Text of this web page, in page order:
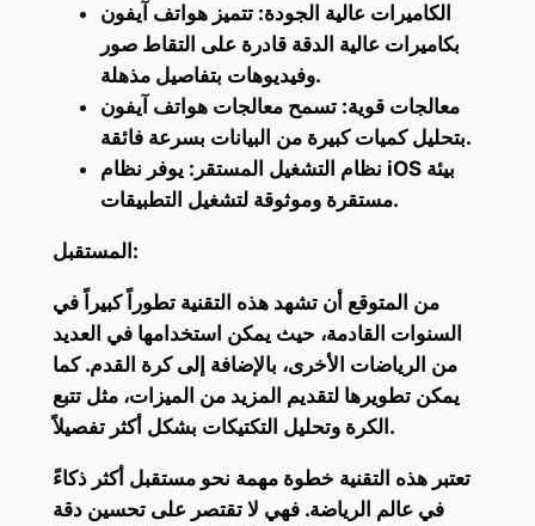
الكاميرات عالية الجودة: تتميز هواتف آيفون
بكاميرات عالية الدقة قادرة على التقاط صور
وفيديوهات بتفاصيل مذهلة.
معالجات قوية: تسمح معالجات هواتف آيفون
بتحليل كميات كبيرة من البيانات بسرعة فائقة.
نظام التشغيل المستقر: يوفر نظام iOS بيئة
مستقرة وموثوقة لتشغيل التطبيقات.
المستقبل:
من المتوقع أن تشهد هذه التقنية تطوراً كبيراً في
السنوات القادمة، حيث يمكن استخدامها في العديد
من الرياضات الأخرى، بالإضافة إلى كرة القدم. كما
يمكن تطويرها لتقديم المزيد من الميزات، مثل تتبع
الكرة وتحليل التكتيكات بشكل أكثر تفصيلاً.
تعتبر هذه التقنية خطوة مهمة نحو مستقبل أكثر ذكاءً
في عالم الرياضة. فهي لا تقتصر على تحسين دقة